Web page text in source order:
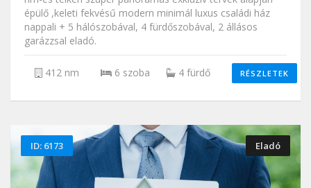
épülő ,keleti fekvésű modern minimál luxus családi ház
nappali + 5 hálószobával, 4 fürdőszobával, 2 állásos
garázzsal eladó.
412 nm 6 szoba 4 fürdő RÉSZLETEK
ID: 6173 Eladó